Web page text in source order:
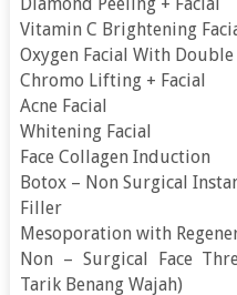
Vitamin C Brightening
Oxygen Facial With
Chromo Lifting + Facial
Acne Facial
Whitening Facial
Face Collagen Induction
Botox – Non Surgical
Filler
Mesoporation with
Non – Surgical Face
Tarik Benang Wajah)